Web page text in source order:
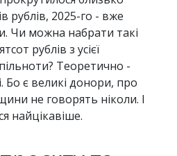
рублів, 2025-го - вже
Чи можна набрати такі
рублів з усієї
Теоретично -
Бо є великі донори, про
не говорять ніколи. І
найцікавіше.